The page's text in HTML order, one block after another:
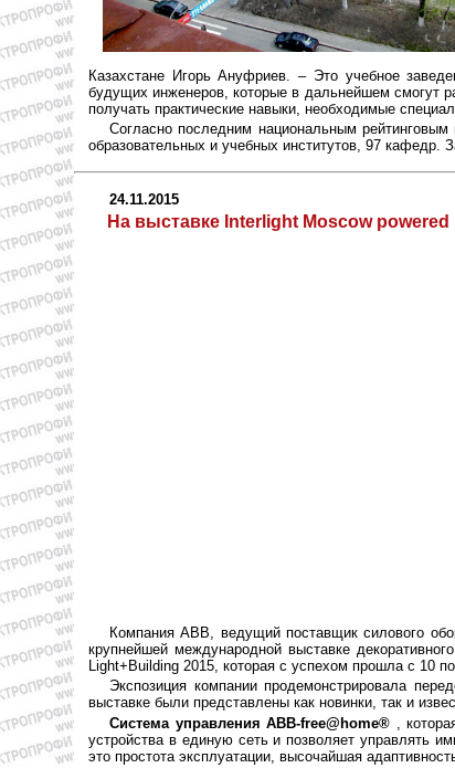
Казахстане Игорь Ануфриев. – Это учебное
будущих инженеров, которые в дальнейшем смогут
получать практические навыки, необходимые
Согласно последним национальным
образовательных и учебных институтов, 97 кафедр.
24.11.2015
На выставке Interlight Moscow
Компания ABB, ведущий поставщик силового
крупнейшей международной выставке
Light+Building 2015, которая с успехом прошла с 10
Экспозиция компании продемонстрировала
выставке были представлены как новинки, так и
Система управления ABB-free@home® ,
устройства в единую сеть и позволяет управлять
это простота эксплуатации, высочайшая